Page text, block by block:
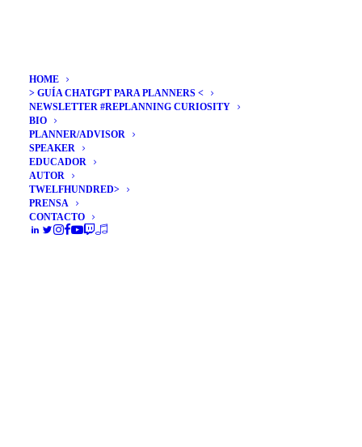
HOME
> GUÍA CHATGPT PARA PLANNERS <
NEWSLETTER #REPLANNING CURIOSITY
BIO
PLANNER/ADVISOR
SPEAKER
EDUCADOR
AUTOR
TWELFHUNDRED>
PRENSA
CONTACTO
5 movimientos
macrosociales que
seguirán cambiando el